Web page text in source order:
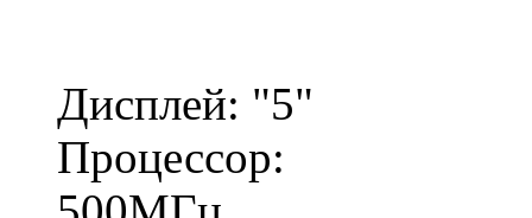
Дисплей: "5"
Процессор: